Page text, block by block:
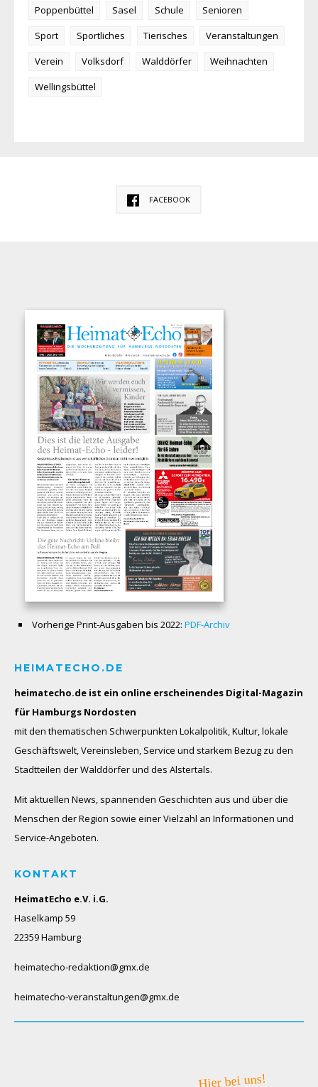
Poppenbüttel
Sasel Schule
Senioren
Sport
Sportliches Tierisches
Veranstaltungen
Verein
Volksdorf Walddörfer
Weihnachten
Wellingsbüttel
FACEBOOK
Vorherige Print-Ausgaben bis 2022: PDF-Archiv
HEIMATECHO.DE
heimatecho.de ist ein online erscheinendes Digital-Magazin
für Hamburgs Nordosten
mit den thematischen Schwerpunkten Lokalpolitik, Kultur, lokale
Geschäftswelt, Vereinsleben, Service und starkem Bezug zu den
Stadtteilen der Walddörfer und des Alstertals.
Mit aktuellen News, spannenden Geschichten aus und über die
Menschen der Region sowie einer Vielzahl an Informationen und
Service-Angeboten.
KONTAKT
HeimatEcho e.V. i.G.
Haselkamp 59
22359 Hamburg
heimatecho-redaktion@gmx.de
heimatecho-veranstaltungen@gmx.de